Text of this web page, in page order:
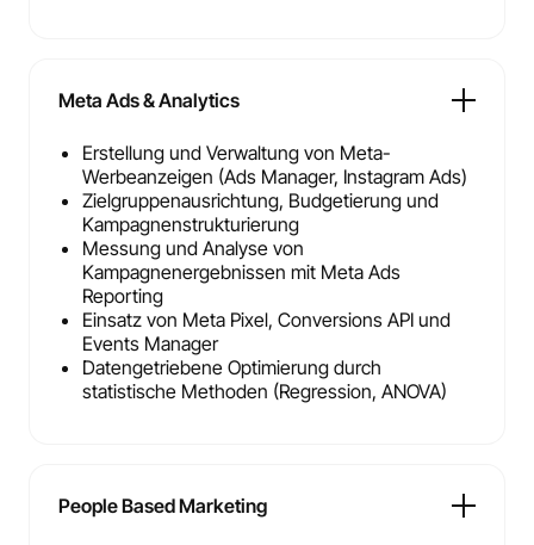
Meta Ads & Analytics
Erstellung und Verwaltung von Meta-
Werbeanzeigen (Ads Manager, Instagram Ads)
Zielgruppenausrichtung, Budgetierung und
Kampagnenstrukturierung
Messung und Analyse von
Kampagnenergebnissen mit Meta Ads
Reporting
Einsatz von Meta Pixel, Conversions API und
Events Manager
Datengetriebene Optimierung durch
statistische Methoden (Regression, ANOVA)
People Based Marketing